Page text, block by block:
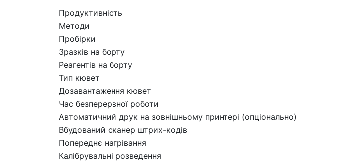
Продуктивність
Методи
Пробірки
Зразків на борту
Реагентів на борту
Тип кювет
Дозавантаження кювет
Час безперервної роботи
Автоматичний друк на зовнішньому принтері (опціонально)
Вбудований сканер штрих-кодів
Попереднє нагрівання
Калібрувальні розведення